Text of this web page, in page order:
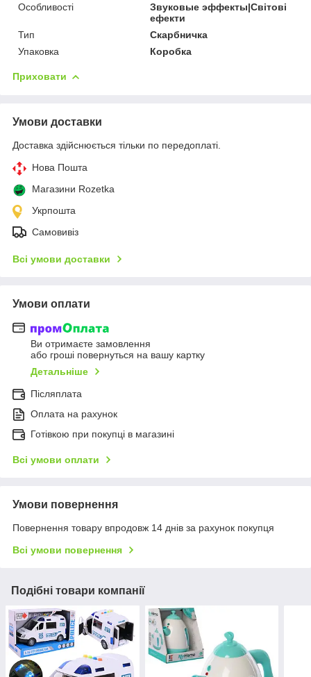
Особливості
Звуковые эффекты|Світові
ефекти
Тип
Скарбничка
Упаковка
Коробка
Приховати
Умови доставки
Доставка здійснюється тільки по передоплаті.
Нова Пошта
Магазини Rozetka
Укрпошта
Самовивіз
Всі умови доставки
Умови оплати
Ви отримаєте замовлення
або гроші повернуться на вашу картку
Детальніше
Післяплата
Оплата на рахунок
Готівкою при покупці в магазині
Всі умови оплати
Умови повернення
Повернення товару впродовж 14 днів за рахунок покупця
Всі умови повернення
Подібні товари компанії